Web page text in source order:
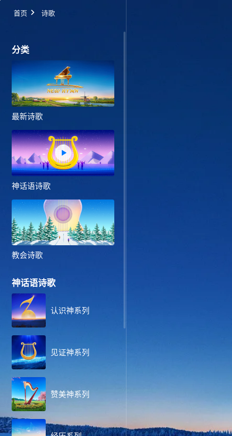
首页 诗歌
分类
最新诗歌
神话语诗歌
教会诗歌
神话语诗歌
认识神系列
见证神系列
赞美神系列